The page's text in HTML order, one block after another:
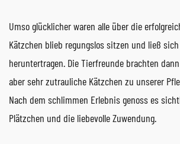
Umso glücklicher waren alle über die
Kätzchen blieb regungslos sitzen und ließ
heruntertragen. Die Tierfreunde brachten
aber sehr zutrauliche Kätzchen zu unserer
Nach dem schlimmen Erlebnis genoss es
Plätzchen und die liebevolle Zuwendung.